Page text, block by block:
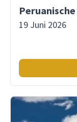
19 Juni 2026